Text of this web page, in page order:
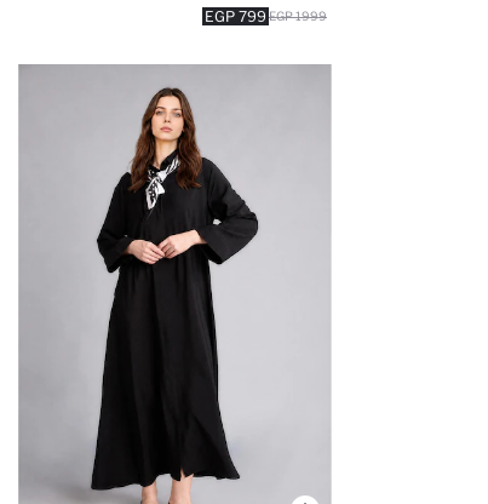
799 EGP 1999 EGP